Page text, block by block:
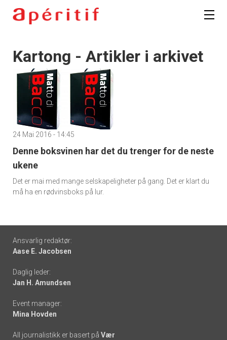
Kartong - Artikler i arkivet
24 Mai 2016 - 14:45
Denne boksvinen har det du trenger for de neste
ukene
Det er mai med mange selskapeligheter på gang. Det er klart du
må ha en rødvinsboks på lur.
Footer
-
links
Ansvarlig redaktør:
Aase E. Jacobsen
Daglig leder:
Jan H. Amundsen
Event manager:
Mina Hovden
All journalistikk er basert på Vær